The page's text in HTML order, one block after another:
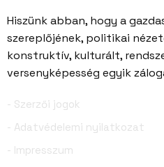
Hiszünk abban, hogy a
szereplőjének, politikai
konstruktív, kulturált,
versenyképesség egyik
- Szerzői jogok
- Adatvédelemi nyilatkozat
- Impresszum